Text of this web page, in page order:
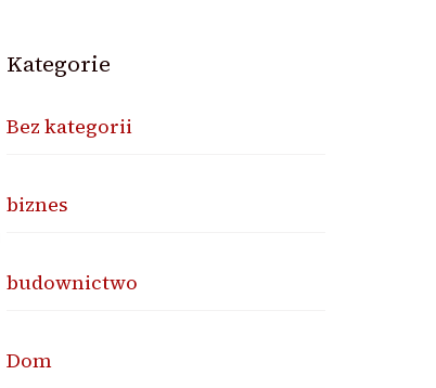
Kategorie
Bez kategorii
biznes
budownictwo
Dom